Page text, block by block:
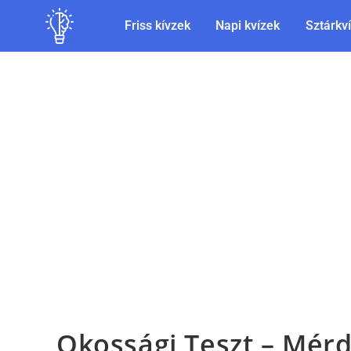
Friss kívzek Napi kvízek